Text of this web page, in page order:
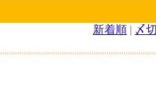
新着順 | 〆